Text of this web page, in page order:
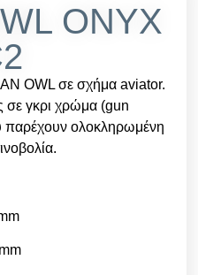
ONYX
OWL σε σχήμα aviator.
σε γκρι χρώμα (gun
ολοκληρωμένη